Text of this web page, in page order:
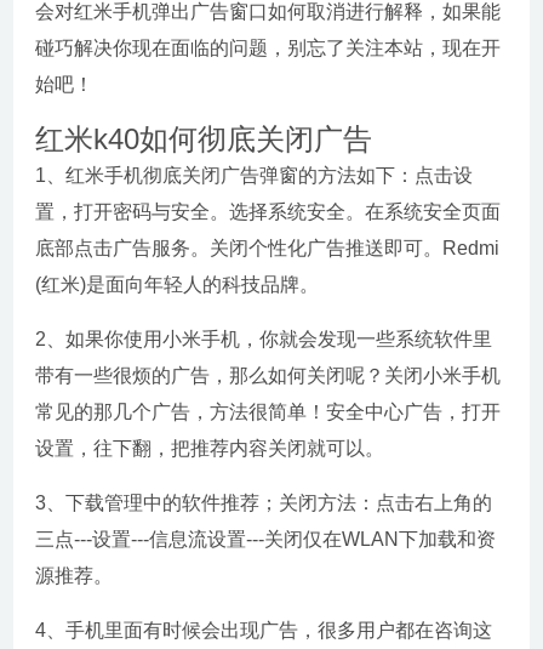
会对红米手机弹出广告窗口如何取消进行解释，如果能
碰巧解决你现在面临的问题，别忘了关注本站，现在开
始吧！
红米k40如何彻底关闭广告
1、红米手机彻底关闭广告弹窗的方法如下：点击设
置，打开密码与安全。选择系统安全。在系统安全页面
底部点击广告服务。关闭个性化广告推送即可。Redmi
(红米)是面向年轻人的科技品牌。
2、如果你使用小米手机，你就会发现一些系统软件里
带有一些很烦的广告，那么如何关闭呢？关闭小米手机
常见的那几个广告，方法很简单！安全中心广告，打开
设置，往下翻，把推荐内容关闭就可以。
3、下载管理中的软件推荐；关闭方法：点击右上角的
三点---设置---信息流设置---关闭仅在WLAN下加载和资
源推荐。
4、手机里面有时候会出现广告，很多用户都在咨询这